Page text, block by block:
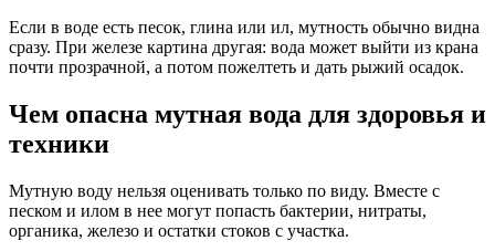
Если в воде есть песок, глина или ил, мутность обычно видна
сразу. При железе картина другая: вода может выйти из крана
почти прозрачной, а потом пожелтеть и дать рыжий осадок.
Чем опасна мутная вода для здоровья и
техники
Мутную воду нельзя оценивать только по виду. Вместе с
песком и илом в нее могут попасть бактерии, нитраты,
органика, железо и остатки стоков с участка.